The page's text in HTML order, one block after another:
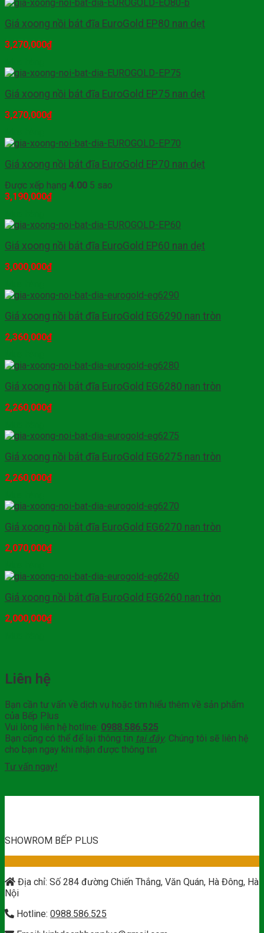
Giá xoong nồi bát đĩa EuroGold EP80 nan dẹt
3,270,000₫
Giá xoong nồi bát đĩa EuroGold EP75 nan dẹt
3,270,000₫
Giá xoong nồi bát đĩa EuroGold EP70 nan dẹt
Được xếp hạng 4.00 5 sao
3,190,000₫
Giá xoong nồi bát đĩa EuroGold EP60 nan dẹt
3,000,000₫
Giá xoong nồi bát đĩa EuroGold EG6290 nan tròn
2,360,000₫
Giá xoong nồi bát đĩa EuroGold EG6280 nan tròn
2,260,000₫
Giá xoong nồi bát đĩa EuroGold EG6275 nan tròn
2,260,000₫
Giá xoong nồi bát đĩa EuroGold EG6270 nan tròn
2,070,000₫
Giá xoong nồi bát đĩa EuroGold EG6260 nan tròn
2,000,000₫
Liên hệ
Bạn cần tư vấn về dịch vụ hoặc tìm hiểu thêm về sản phẩm
của Bếp Plus
Vui lòng liên hệ hotline: 0988.586.525
Bạn cũng có thể để lại thông tin tại đây. Chúng tôi sẽ liên hệ
cho bạn ngay khi nhận được thông tin
Tư vấn ngay!
SHOWROM BẾP PLUS
Địa chỉ: Số 284 đường Chiến Thắng, Văn Quán, Hà Đông, Hà
Nội
Hotline: 0988.586.525